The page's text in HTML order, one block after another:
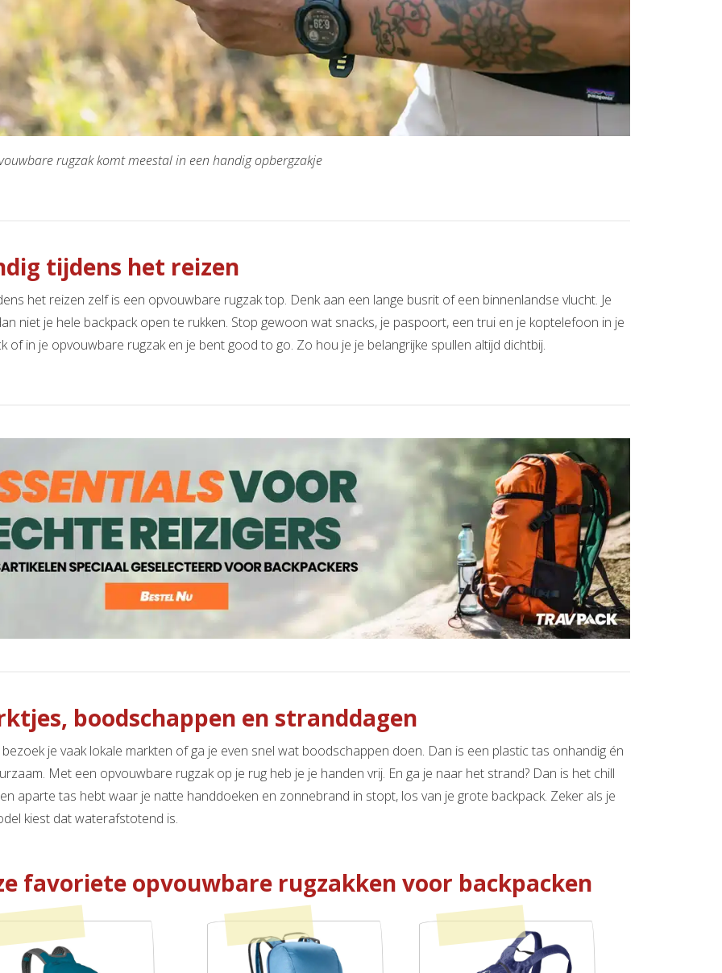
rugzak komt meestal in een handig opbergzakje
tijdens het reizen
het reizen zelf is een opvouwbare rugzak top. Denk aan een lange busrit of een binnenlandse vlucht. Je
niet je hele backpack open te rukken. Stop gewoon wat snacks, je paspoort, een trui en je koptelefoon in je
of in je opvouwbare rugzak en je bent good to go. Zo hou je je belangrijke spullen altijd dichtbij.
boodschappen en stranddagen
je vaak lokale markten of ga je even snel wat boodschappen doen. Dan is een plastic tas onhandig én
Met een opvouwbare rugzak op je rug heb je je handen vrij. En ga je naar het strand? Dan is het chill
aparte tas hebt waar je natte handdoeken en zonnebrand in stopt, los van je grote backpack. Zeker als je
kiest dat waterafstotend is.
favoriete opvouwbare rugzakken voor backpacken